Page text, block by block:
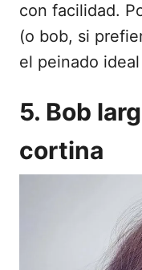
con facilidad.
(o bob, si
el peinado
5. Bob
cortina